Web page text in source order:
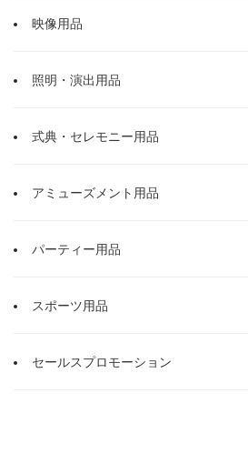
映像用品
照明・演出用品
式典・セレモニー用品
アミューズメント用品
パーティー用品
スポーツ用品
セールスプロモーション